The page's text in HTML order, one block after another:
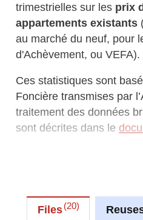
trimestrielles sur les prix
appartements existants
au marché du neuf, pour
d'Achèvement, ou VEFA).
Ces statistiques sont
Foncière transmises par
traitement des données
sont décrites dans le
Les statistiques fournies
traitements). Les prix
TVA de 3%, dans la
Files 20